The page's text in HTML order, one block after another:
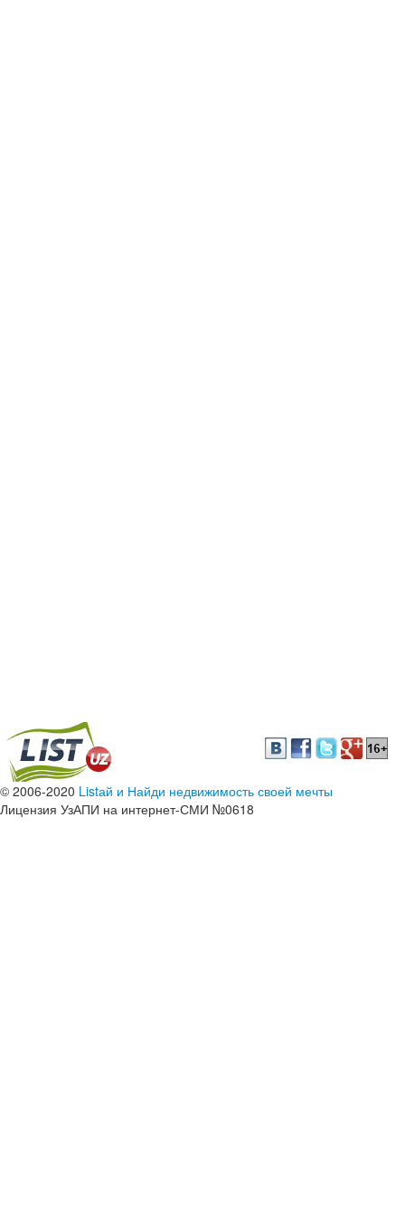
© 2006-2020 Listай и Найди недвижимость своей мечты
Лицензия УзАПИ на интернет-СМИ №0618